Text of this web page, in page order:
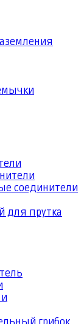
соединители
для прутка